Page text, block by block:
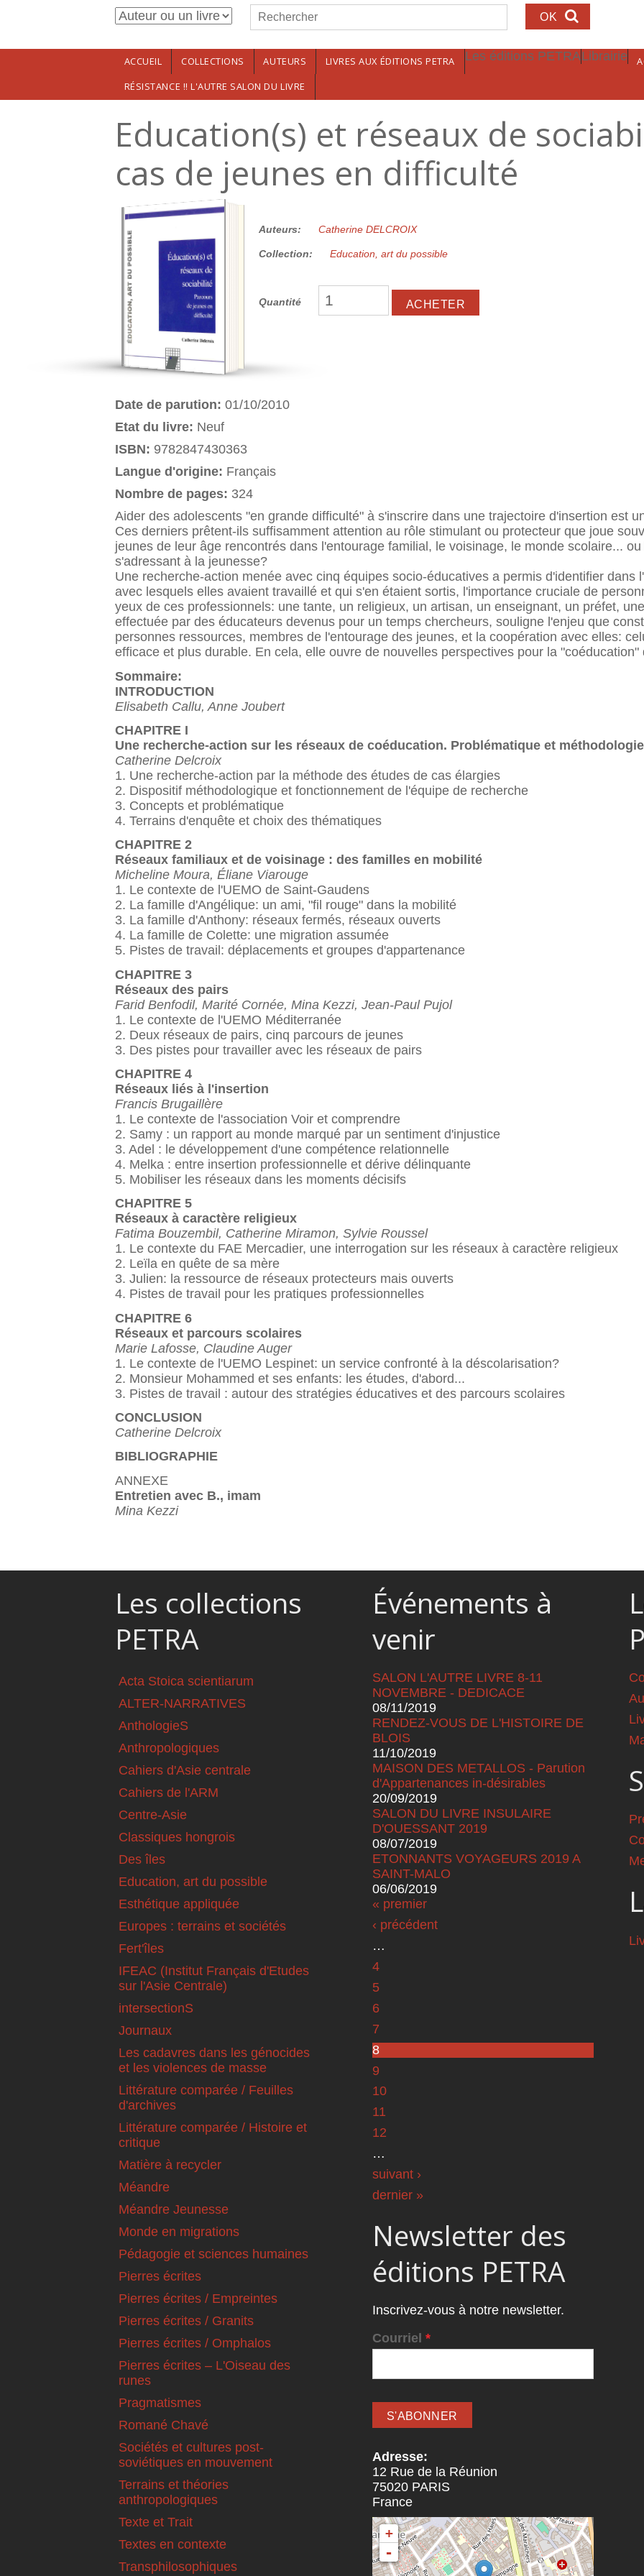
Aller au contenu principalFormulaire de recherche
Rechercher
ACCUEIL COLLECTIONS AUTEURS LIVRES AUX ÉDITIONS PETRA Les éditions PETRALibrairie
RÉSISTANCE !! L'AUTRE SALON DU LIVRE
Education(s) et réseaux de
cas de jeunes en difficulté
23.00€ Auteurs: Catherine DELCROIX
Collection: Education, art du possible
Quantité
Date de parution: 01/10/2010
Etat du livre: Neuf
ISBN: 9782847430363
Langue d'origine: Français
Nombre de pages: 324
Aider des adolescents "en grande difficulté" à s'inscrire dans une trajectoire d'insertion est
Ces derniers prêtent-ils suffisamment attention au rôle stimulant ou protecteur que joue
jeunes de leur âge rencontrés dans l'entourage familial, le voisinage, le monde scolaire...
s'adressant à la jeunesse?
Une recherche-action menée avec cinq équipes socio-éducatives a permis d'identifier dans
avec lesquels elles avaient travaillé et qui s'en étaient sortis, l'importance cruciale de
yeux de ces professionnels: une tante, un religieux, un artisan, un enseignant, un préfet,
effectuée par des éducateurs devenus pour un temps chercheurs, souligne l'enjeu que
personnes ressources, membres de l'entourage des jeunes, et la coopération avec elles:
efficace et plus durable. En cela, elle ouvre de nouvelles perspectives pour la "coéducation"
Sommaire:
INTRODUCTION
Elisabeth Callu, Anne Joubert
CHAPITRE I
Une recherche-action sur les réseaux de coéducation. Problématique et méthodologie
Catherine Delcroix
1. Une recherche-action par la méthode des études de cas élargies
2. Dispositif méthodologique et fonctionnement de l'équipe de recherche
3. Concepts et problématique
4. Terrains d'enquête et choix des thématiques
CHAPITRE 2
Réseaux familiaux et de voisinage : des familles en mobilité
Micheline Moura, Éliane Viarouge
1. Le contexte de l'UEMO de Saint-Gaudens
2. La famille d'Angélique: un ami, "fil rouge" dans la mobilité
3. La famille d'Anthony: réseaux fermés, réseaux ouverts
4. La famille de Colette: une migration assumée
5. Pistes de travail: déplacements et groupes d'appartenance
CHAPITRE 3
Réseaux des pairs
Farid Benfodil, Marité Cornée, Mina Kezzi, Jean-Paul Pujol
1. Le contexte de l'UEMO Méditerranée
2. Deux réseaux de pairs, cinq parcours de jeunes
3. Des pistes pour travailler avec les réseaux de pairs
CHAPITRE 4
Réseaux liés à l'insertion
Francis Brugaillère
1. Le contexte de l'association Voir et comprendre
2. Samy : un rapport au monde marqué par un sentiment d'injustice
3. Adel : le développement d'une compétence relationnelle
4. Melka : entre insertion professionnelle et dérive délinquante
5. Mobiliser les réseaux dans les moments décisifs
CHAPITRE 5
Réseaux à caractère religieux
Fatima Bouzembil, Catherine Miramon, Sylvie Roussel
1. Le contexte du FAE Mercadier, une interrogation sur les réseaux à caractère religieux
2. Leïla en quête de sa mère
3. Julien: la ressource de réseaux protecteurs mais ouverts
4. Pistes de travail pour les pratiques professionnelles
CHAPITRE 6
Réseaux et parcours scolaires
Marie Lafosse, Claudine Auger
1. Le contexte de l'UEMO Lespinet: un service confronté à la déscolarisation?
2. Monsieur Mohammed et ses enfants: les études, d'abord...
3. Pistes de travail : autour des stratégies éducatives et des parcours scolaires
CONCLUSION
Catherine Delcroix
BIBLIOGRAPHIE
ANNEXE
Entretien avec B., imam
Mina Kezzi
Les collections
PETRA
Acta Stoica scientiarum
ALTER-NARRATIVES
AnthologieS
Anthropologiques
Cahiers d'Asie centrale
Cahiers de l'ARM
Centre-Asie
Classiques hongrois
Des îles
Education, art du possible
Esthétique appliquée
Europes : terrains et sociétés
Fert'îles
IFEAC (Institut Français d'Etudes
sur l'Asie Centrale)
intersectionS
Journaux
Les cadavres dans les génocides
et les violences de masse
Littérature comparée / Feuilles
d'archives
Littérature comparée / Histoire et
critique
Matière à recycler
Méandre
Méandre Jeunesse
Monde en migrations
Pédagogie et sciences humaines
Pierres écrites
Pierres écrites / Empreintes
Pierres écrites / Granits
Pierres écrites / Omphalos
Pierres écrites – L'Oiseau des
runes
Pragmatismes
Romané Chavé
Sociétés et cultures post-
soviétiques en mouvement
Terrains et théories
anthropologiques
Texte et Trait
Textes en contexte
Transphilosophiques
Événements à
venir
SALON L'AUTRE LIVRE 8-11
NOVEMBRE - DEDICACE
08/11/2019
RENDEZ-VOUS DE L'HISTOIRE DE
BLOIS
11/10/2019
MAISON DES METALLOS - Parution
d'Appartenances in-désirables
20/09/2019
SALON DU LIVRE INSULAIRE
D'OUESSANT 2019
08/07/2019
ETONNANTS VOYAGEURS 2019 A
SAINT-MALO
06/06/2019
Pages
« premier
‹ précédent
…
4
5
6
7
8
9
10
11
12
…
suivant ›
dernier »
Newsletter des
éditions PETRA
Inscrivez-vous à notre newsletter.
Courriel *
Adresse:
12 Rue de la Réunion
75020 PARIS
France
+
-